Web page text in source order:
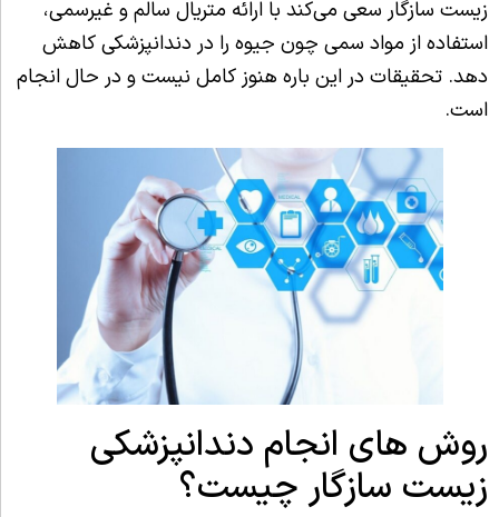
زیست سازگار سعی می‌کند با ارائه متریال سالم و غیرسمی،
استفاده از مواد سمی چون جیوه را در دندانپزشکی کاهش
دهد. تحقیقات در این باره هنوز کامل نیست و در حال انجام
است.
روش های انجام دندانپزشکی
زیست سازگار چیست؟